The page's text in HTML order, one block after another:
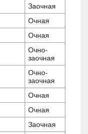
Заочная
Очная
Очная
Очно-
заочная
Очно-
заочная
Очная
Очная
Заочная